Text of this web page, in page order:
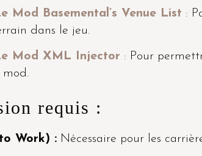
Mod Basemental’s Venue List :
dans le jeu.
Mod XML Injector : Pour
requis :
Work) : Nécessaire pour les